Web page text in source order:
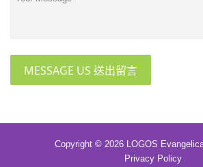
MESSAGE US 送出留言
Copyright © 2026 LOGOS
Privacy Policy